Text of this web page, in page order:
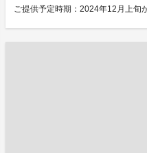
ご提供予定時期：2024年12月上旬